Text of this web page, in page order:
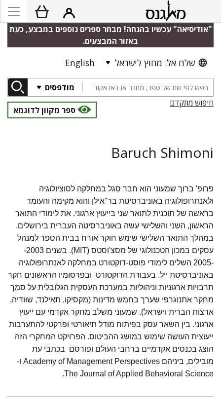
"אודיסיאה" עכשיו בהנחה! מבחר ספרים נוספים במבצע, כעת
באזור המבצעים.
שלח אל: מחוץ לישראל English
מודפסים
חיפוש מתקדם
ספר מקוון לדוגמא
Baruch Shimoni
פרופ' ברוך שמעוני הוא חבר סגל במחלקה לסוציולוגיה
ולאנתרופולוגיה באוניברסיטת בר־אילן והוא מקימה והעומד
בראשה של תוכנית לתואר שני בייעוץ ארגוני. את לימודי התואר
הראשון, השני והשלישי עשה באוניברסיטה העברית בירושלים.
במהלך התואר השלישי שימש חוקר אורח בבית הספר למנהל
עסקים במכון הטכנולוגי של מסצ'וסטס (MIT). בשנים 2003-
-2005 השלים לימודי פוסט-דוקטורט במחלקה לאנתרופולוגיה
באוניברסיטת ייל. בעבודת הדוקטורט ובפרסומיו הראשונים חקר
תרבויות ארגוניות וניהוליות במערכת העסקית הגלובלית על סמך
מחקר אתנוגרפי שערך בחמש מדינות (מקסיקו, תאילנד, שוודיה,
ארצות הברית וישראל). שמעוני משלב מחקר אקדמי עם ייעוץ
ארגוני. בין השאר עסק בפיתוח מודל תיאורטי ופרקטי להתערבות
ייעוצית העושה שימוש במושג ההביטוס. הפרויקט המחקרי הזה
הוצג בכנסים אקדמיים ברחבי העולם ופורסם בכתבי עת
מובילים, ביניהם Academy of Management Perspectives ו-
The Journal of Applied Behavioral Science.